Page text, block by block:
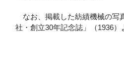
なお、掲載した紡績機械の写
社・創立30年記念誌」（1936）